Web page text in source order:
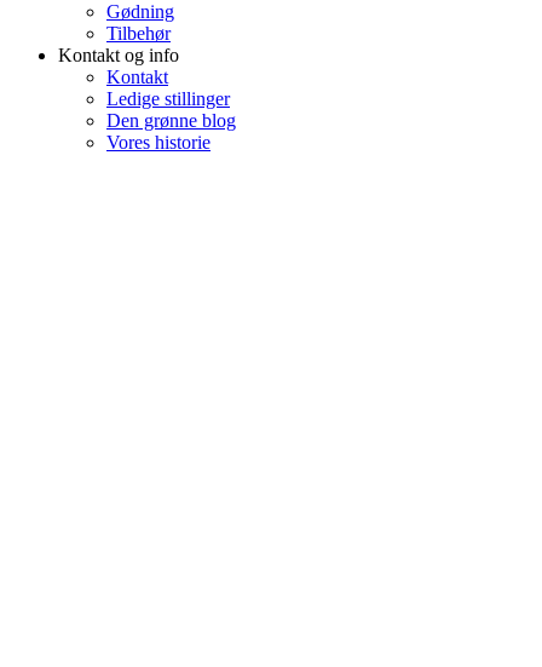
Gødning
Tilbehør
Kontakt og info
Kontakt
Ledige stillinger
Den grønne blog
Vores historie